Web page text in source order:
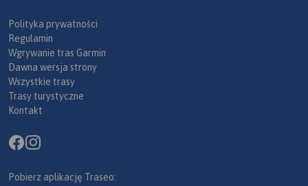
Polityka prywatności
Regulamin
Wgrywanie tras Garmin
Dawna wersja strony
Wszystkie trasy
Trasy turystyczne
Kontakt
Pobierz aplikację Traseo: